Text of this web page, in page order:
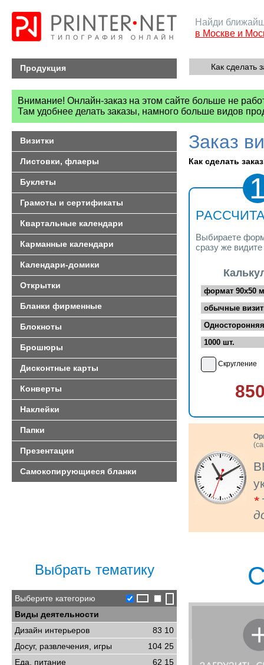
Найди
в Москве и
Продукция Как сделать
Внимание! Онлайн-заказ на этом сайте больше не
Там удобнее делать заказы, намного больше видов
Визитки
Листовки, флаеры
Буклеты
Грамоты и сертификаты
Квартальные календари
Карманные календари
Календари-домики
Открытки
Бланки фирменные
Блокноты
Брошюры
Дисконтные карты
Конверты
Наклейки
Папки
Презентации
Самокопирующиеся бланки
Заказ
Как сделать
Выбираете
сразу же видите
Скругление
*
Выбрать тематику
Выберите категорию
Виды деятельности
Дизайн интерьеров
83 10
Досуг, развлечения, игры
104 25
Еда, питание
62 15